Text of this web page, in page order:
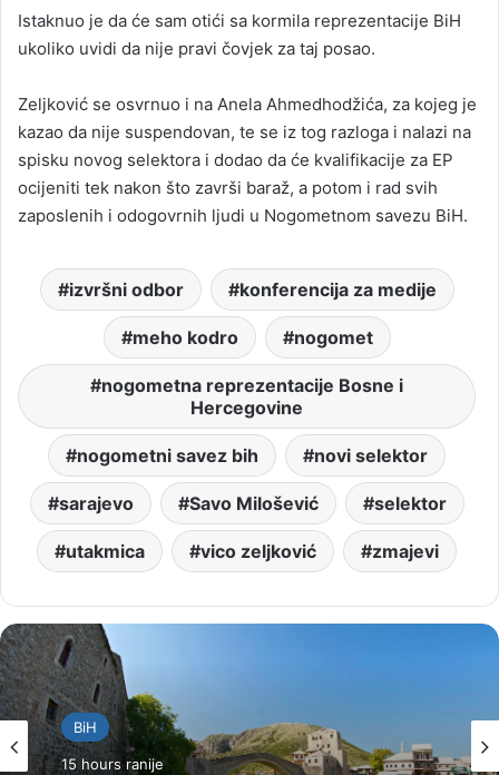
Istaknuo je da će sam otići sa kormila reprezentacije BiH
ukoliko uvidi da nije pravi čovjek za taj posao.
Zeljković se osvrnuo i na Anela Ahmedhodžića, za kojeg je
kazao da nije suspendovan, te se iz tog razloga i nalazi na
spisku novog selektora i dodao da će kvalifikacije za EP
ocijeniti tek nakon što završi baraž, a potom i rad svih
zaposlenih i odogovrnih ljudi u Nogometnom savezu BiH.
izvršni odbor konferencija za medije
meho kodro nogomet
nogometna reprezentacije Bosne i
Hercegovine
nogometni savez bih novi selektor
sarajevo Savo Milošević selektor
utakmica vico zeljković zmajevi
BiH
15 hours ranije